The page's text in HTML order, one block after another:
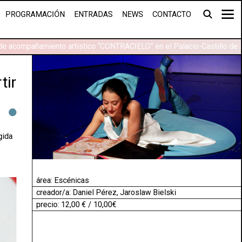
PROGRAMACIÓN ENTRADAS NEWS CONTACTO
acompañamiento artístico “CONTRACIELO” en el Palacio-Castillo de
área: Escénicas
creador/a: Daniel Pérez, Jaroslaw Bielski
precio: 12,00 € / 10,00€